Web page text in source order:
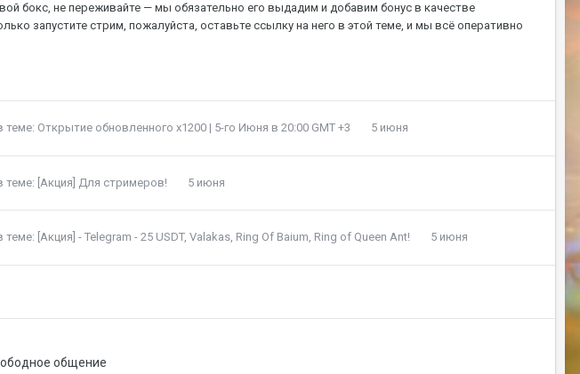
бокс, не переживайте — мы обязательно его выдадим и добавим бонус в качестве
запустите стрим, пожалуйста, оставьте ссылку на него в этой теме, и мы всё оперативно
теме: Открытие обновленного x1200 | 5-го Июня в 20:00 GMT +3 5 июня
теме: [Акция] Для стримеров! 5 июня
теме: [Акция] - Telegram - 25 USDT, Valakas, Ring Of Baium, Ring of Queen Ant! 5 июня
общение